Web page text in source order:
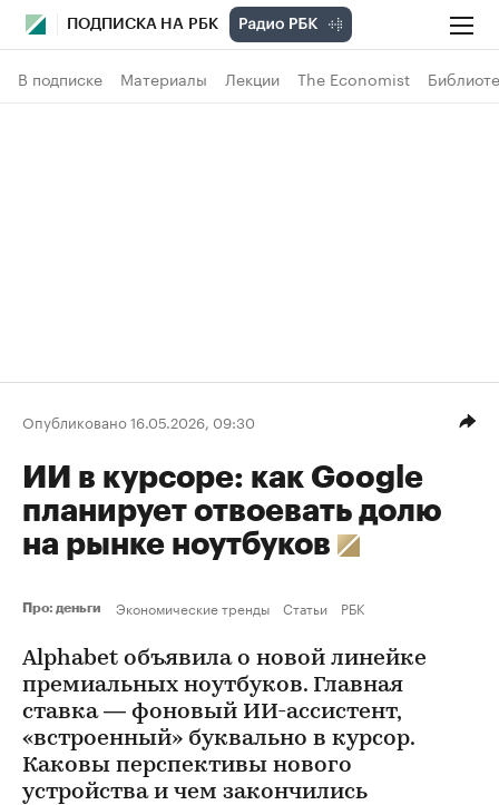
ПОДПИСКА НА РБК
В подписке Материалы Лекции The Economist
Опубликовано 16.05.2026, 09:30
ИИ в курсоре: как Google
планирует отвоевать долю
на рынке ноутбуков
Про: деньги Экономические тренды Статьи РБК
Alphabet объявила о новой линейке
премиальных ноутбуков. Главная
ставка — фоновый ИИ-ассистент,
«встроенный» буквально в курсор.
Каковы перспективы нового
устройства и чем закончились